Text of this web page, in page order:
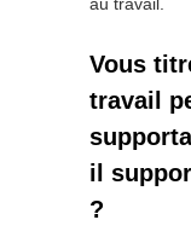
Vous
travail
il
?